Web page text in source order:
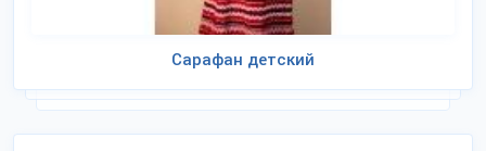
Сарафан детский